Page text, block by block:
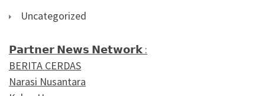
Uncategorized
𝗣𝗮𝗿𝘁𝗻𝗲𝗿 𝗡𝗲𝘄𝘀 𝗡𝗲𝘁𝘄𝗼𝗿𝗸 :
BERITA CERDAS
Narasi Nusantara